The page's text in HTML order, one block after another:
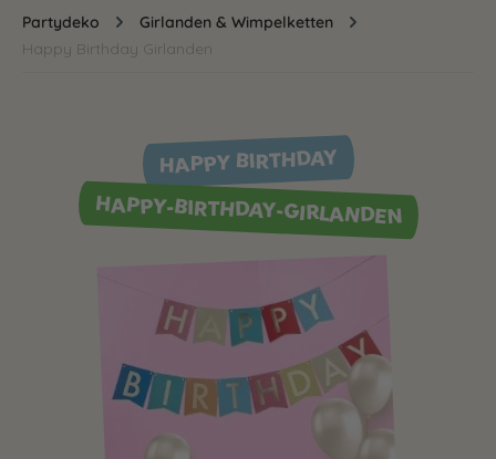
Partydeko
Girlanden & Wimpelketten
Happy Birthday Girlanden
HAPPY BIRTHDAY
HAPPY-BIRTHDAY-GIRLANDEN